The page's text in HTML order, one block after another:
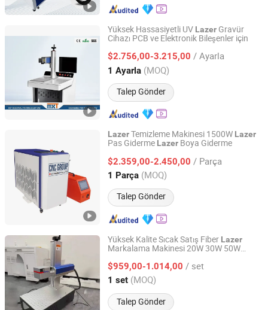
Yüksek Hassasiyetli UV Lazer Gravür
Cihazı PCB ve Elektronik Bileşenler için
$2.756,00-3.215,00 / Ayarla
1 Ayarla (MOQ)
Talep Gönder
Guangzhou Maixiutuo Packaging Equipment Co., Ltd.
Guangdong, China Fiyat 2026
LazerTemizleme Makinesi 1500W Lazer
Pas Giderme Lazer Boya Giderme
$2.359,00-2.450,00 / Parça
1 Parça (MOQ)
Talep Gönder
Shandong Cyber CNC Group Co., Ltd.
Shandong, China Fiyat 2025
Yüksek Kalite Sıcak Satış Fiber Lazer
Markalama Makinesi 20W 30W 50W
Raycus/Max/Jpt/Mopa
$959,00-1.014,00 / set
1 set (MOQ)
Talep Gönder
Jinan Jobon Laser Technology Co., Ltd.
Shandong, China Fiyat 2025